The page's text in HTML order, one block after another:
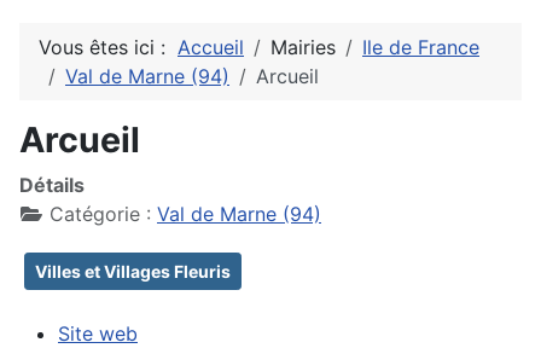
Vous êtes ici : Accueil Mairies
Ile de France
Val de Marne (94)
Arcueil
Arcueil
Détails
Catégorie : Val de Marne (94)
Villes et Villages Fleuris
Site web